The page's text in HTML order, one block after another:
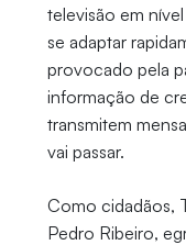
televisão em
se adaptar
provocado pela
informação de
transmitem
vai passar.
Como cidadãos,
Pedro Ribeiro,